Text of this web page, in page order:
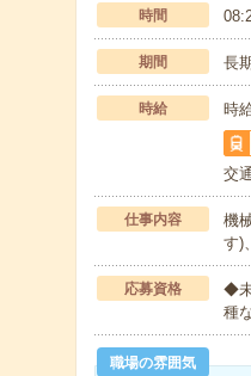
時間
期間 長
時給 時
交
仕事内容
機
す)
応募資格
◆
種
職場の雰囲気